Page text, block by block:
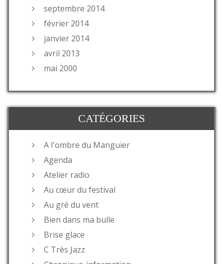
septembre 2014
février 2014
janvier 2014
avril 2013
mai 2000
CATÉGORIES
A l'ombre du Manguier
Agenda
Atelier radio
Au cœur du festival
Au gré du vent
Bien dans ma bulle
Brise glace
C Très Jazz